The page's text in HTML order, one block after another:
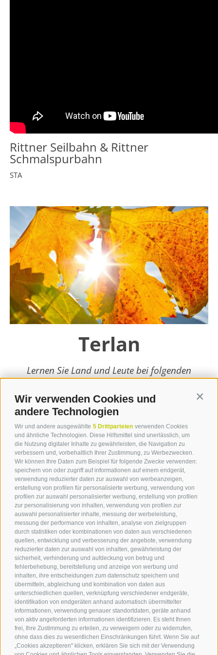
Wir verwenden Cookies und
andere Technologien
Wir und andere ausgewählte 5 Drittparteien verwenden Cookies
und ähnliche Technologien. Diese Hilfsmittel sind unerlässlich, um
die Nutzung digitaler Inhalte zu gewährleisten, die Navigation zu
verbessern und, vorbehaltlich Ihrer Zustimmung, zu Werbezwecken.
Wir können Ihre Daten zum Beispiel für folgende Zwecke verwenden:
speichern von oder zugriff auf informationen auf einem endgerät,
verwendung reduzierter daten zur auswahl von werbeanzeigen,
erstellung von profilen für personalisierte werbung, verwendung von
profilen zur auswahl personalisierter werbung, erstellung von profilen
zur personalisierung von inhalten, verwendung von profilen zur
auswahl personalisierter inhalte, messung der werbeleistung,
messung der performance von inhalten, analyse von zielgruppen
durch statistiken oder kombinationen von daten aus verschiedenen
quellen, entwicklung und verbesserung der angebote, verwendung
reduzierter daten zur auswahl von inhalten, gewährleistung der
sicherheit, verhinderung und aufdeckung von betrug und
fehlerbehebung, bereitstellung und anzeige von werbung und
inhalten, ihre entscheidungen zum datenschutz speichern und
übermitteln, abgleichung und kombination von daten aus
unterschiedlichen quellen, verknüpfung verschiedener endgeräte,
identifikation von endgeräten anhand automatisch übermittelter
informationen, verwendung genauer standortdaten, geräte anhand
von aktiv angeforderten informationen identifizieren. Es steht Ihnen
frei, Ihre Zustimmung zu erteilen, zu verweigern oder zu widerrufen,
ohne dass dies zu wesentlichen Einschränkungen führt. Wenn Sie auf
„Cookies akzeptieren" klicken, erklären Sie sich mit der Verwendung
Rittner Seilbahn & Rittner
Schmalspurbahn
STA
Terlan
Lernen Sie Land und Leute bei folgenden
weiterlesen
Kontakt
Tourismusverein Terlan
Dr.-Weiser-Platz 2
I - 39018 Terlan BZ
Tel. +39 0471 257 165
info@terlan.info